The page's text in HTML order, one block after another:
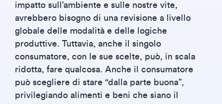
impatto sull’ambiente e sulle nostre vite,
avrebbero bisogno di una revisione a livello
globale delle modalità e delle logiche
produttive. Tuttavia, anche il singolo
consumatore, con le sue scelte, può, in scala
ridotta, fare qualcosa. Anche il consumatore
può scegliere di stare “dalla parte buona”,
privilegiando alimenti e beni che siano il